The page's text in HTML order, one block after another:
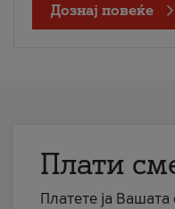
Дознај повеќе
Плати
Платете ја Вашата